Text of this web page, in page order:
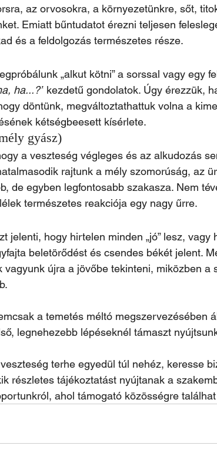
az orvosokra, a környezetünkre, sőt,
Emiatt bűntudatot érezni teljesen
és a feldolgozás természetes része.
„alkut kötni” a sorssal vagy egy
ha...?” kezdetű gondolatok. Úgy érezzük,
döntünk, megváltoztathattuk volna a
kétségbeesett kísérlete.
gyász)
a veszteség végleges és az alkudozás
rajtunk a mély szomorúság, az
de egyben legfontosabb szakasza. Nem
természetes reakciója egy nagy űrre.
jelenti, hogy hirtelen minden „jó” lesz, vagy
beletörődést és csendes békét jelent.
vagyunk újra a jövőbe tekinteni, miközben a
a temetés méltó megszervezésében
legnehezebb lépéseknél támaszt
terhe egyedül túl nehéz, keresse
részletes tájékoztatást nyújtanak a
ahol támogató közösségre